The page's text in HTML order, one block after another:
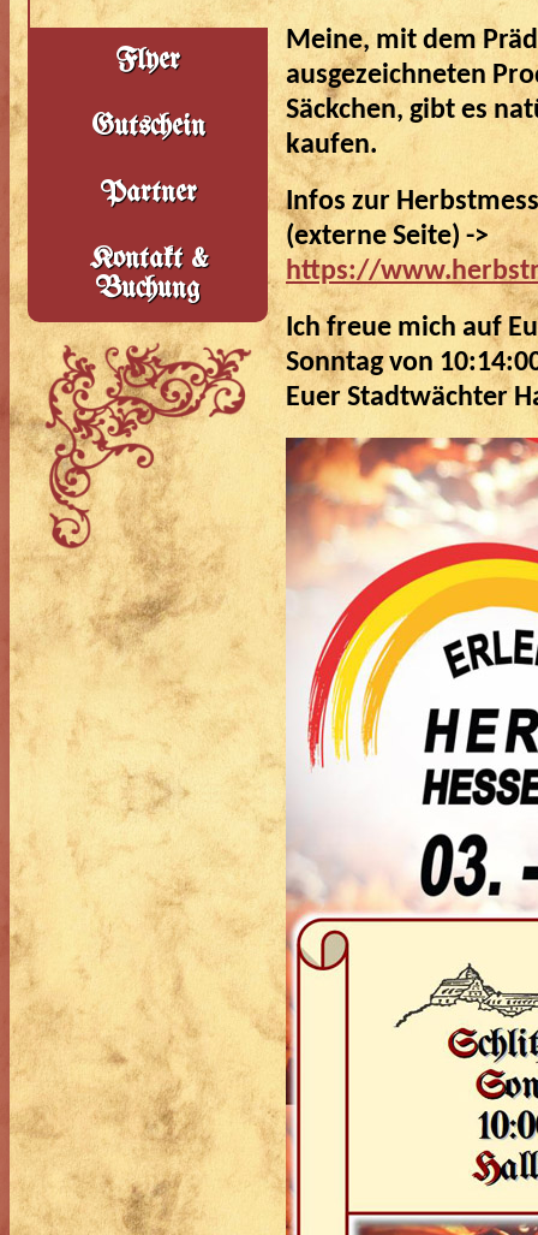
Flyer
Gutschein
Partner
Kontakt &
Buchung
Meine, mit dem
ausgezeichneten
Säckchen, gibt es
kaufen.
Infos zur
(externe Seite) ->
https://
Ich freue mich auf
Sonntag von
Euer Stadtwächter